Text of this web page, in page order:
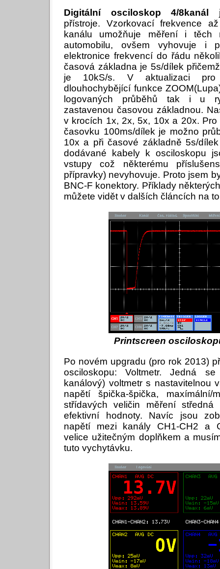
Digitální osciloskop 4/8kanál
přístroje. Vzorkovací frekvence
kanálu umožňuje měření i těch
automobilu, ovšem vyhovuje i
elektronice frekvencí do řádu
časová základna je 5s/dílek
je 10kS/s. V aktualizaci
dlouhochybějící funkce
logovaných průběhů tak i u
zastavenou časovou základnou.
v krocích 1x, 2x, 5x, 10x a 20x.
časovku 100ms/dílek je možno
10x a při časové základně 5s/
dodávané kabely k osciloskopu
vstupy což některému
přípravky) nevyhovuje. Proto jsem
BNC-F konektory. Příklady
můžete vidět v dalších článcích na
Printscreen
Po novém upgradu (pro rok 2013)
osciloskopu: Voltmetr. Jedná
kanálový) voltmetr s nastavitelnou
napětí špička-špička,
střídavých veličin měření
efektivní hodnoty. Navíc jsou
napětí mezi kanály CH1-CH2 a
velice užitečným doplňkem a
tuto vychytávku.